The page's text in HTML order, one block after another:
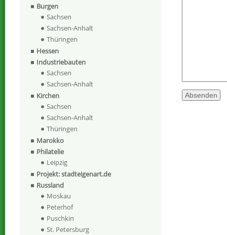
Burgen
Sachsen
Sachsen-Anhalt
Thüringen
Hessen
Industriebauten
Sachsen
Sachsen-Anhalt
Kirchen
Sachsen
Sachsen-Anhalt
Thüringen
Marokko
Philatelie
Leipzig
Projekt: stadteigenart.de
Russland
Moskau
Peterhof
Puschkin
St. Petersburg